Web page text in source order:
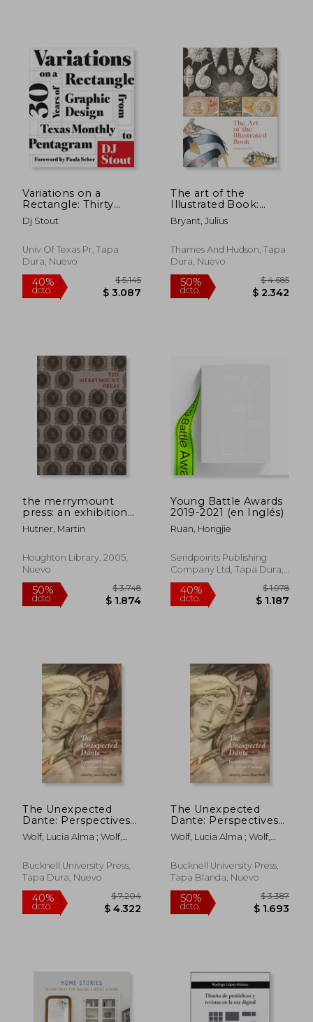
50%
dcto.
$ 3.899 40%
dcto.
Variations on a
Rectangle: Thirty
Years of Graphic
Design from Texas
Pentagram
Dj Stout
Univ Of Texas Pr, Tapa
Dura, Nuevo
40%
The art of the
Illustrated Book:
History and Design
(en Inglés)
Bryant, Julius
Thames And Hudson, Tapa
Dura, Nuevo
50%
the merrymount
press: an exhibition
on the occasion of
the 100th anniversary
the press (en Inglés)
Hutner, Martin
Houghton Library, 2005,
Nuevo
50% $ 3.748
$ 1.874
Young Battle Awards
2019-2021 (en Inglés)
Ruan, Hongjie
Sendpoints Publishing
Company Ltd, Tapa Dura,
Nuevo
40%
The Unexpected
Dante: Perspectives
on the Divine
Comedy (en Inglés)
Wolf, Lucia Alma ; Wolf,
Francesco
Bucknell University Press,
Tapa Dura, Nuevo
The Unexpected
Dante: Perspectives
on the Divine
Comedy (en Inglés)
Wolf, Lucia Alma ; Wolf,
Francesco
Bucknell University Press,
Tapa Blanda, Nuevo